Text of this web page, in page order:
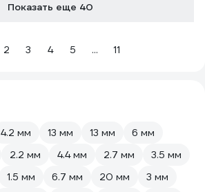
Показать еще 40
2 3 4 5 ... 11
4.2 мм 13 мм 13 мм
6 мм
2.2 мм 4.4 мм 2.7 мм
3.5 мм
1.5 мм 6.7 мм 20 мм
3 мм